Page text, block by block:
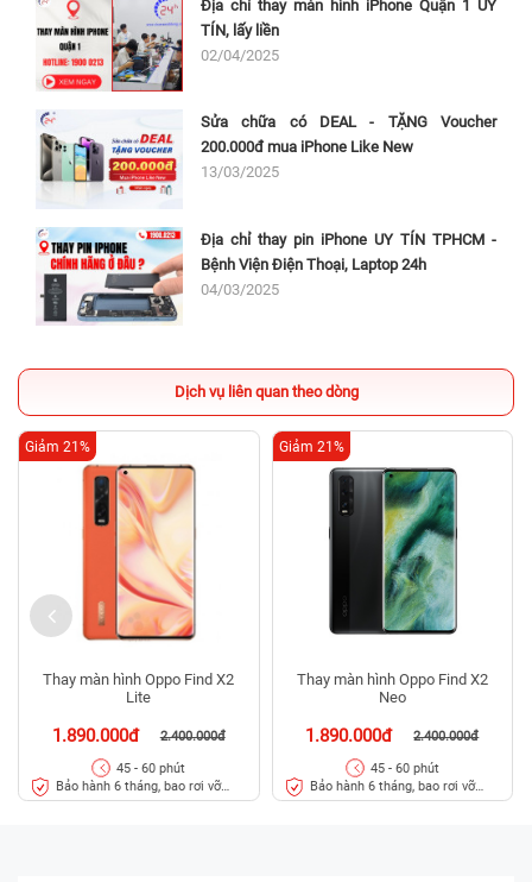
Địa chỉ thay màn hình iPhone Quận 1 UY
TÍN, lấy liền
02/04/2025
Sửa chữa có DEAL - TẶNG Voucher
200.000đ mua iPhone Like New
13/03/2025
Địa chỉ thay pin iPhone UY TÍN TPHCM -
Bệnh Viện Điện Thoại, Laptop 24h
04/03/2025
Dịch vụ liên quan theo dòng
Thay màn hình Oppo Find X2
Lite
1.890.000đ 2.400.000đ
Giảm 21%
45 - 60 phút
Bảo hành 6 tháng, bao rơi vỡ
kính
Thay màn hình Oppo Find X2
Neo
1.890.000đ 2.400.000đ
Giảm 21%
45 - 60 phút
Bảo hành 6 tháng, bao rơi vỡ
kính